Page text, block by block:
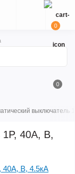
0
0
выключатель
40А, B,